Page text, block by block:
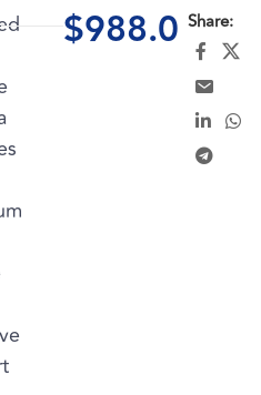
$988.0 Share: